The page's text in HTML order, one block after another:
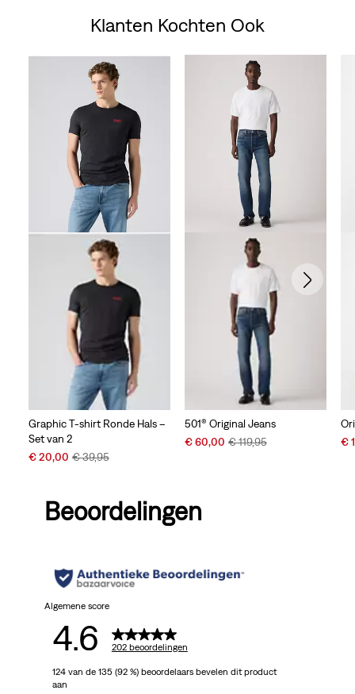
Klanten Kochten Ook
Graphic T-shirt Ronde Hals –
Set van 2
Sale
€ 20,00 Original
€ 39,95
501® Original Jeans
Sale
€ 60,00 Original
€ 119,95 €
Beoordelingen
Algemene score
4.6 202 beoordelingen
124 van de 135 (92 %) beoordelaars bevelen dit product
aan